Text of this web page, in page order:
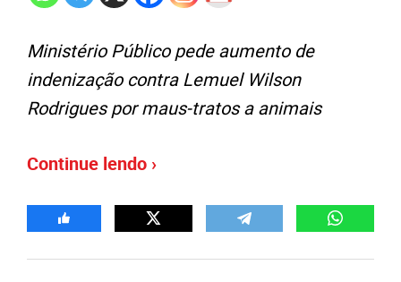
Ministério Público pede aumento de
indenização contra Lemuel Wilson
Rodrigues por maus-tratos a animais
Continue lendo ›